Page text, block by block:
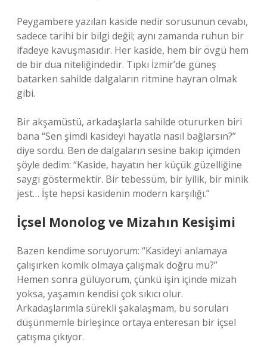
Peygambere yazılan kaside nedir sorusunun cevabı,
sadece tarihi bir bilgi değil; aynı zamanda ruhun bir
ifadeye kavuşmasıdır. Her kaside, hem bir övgü hem
de bir dua niteliğindedir. Tıpkı İzmir’de güneş
batarken sahilde dalgaların ritmine hayran olmak
gibi.
Bir akşamüstü, arkadaşlarla sahilde otururken biri
bana “Sen şimdi kasideyi hayatla nasıl bağlarsın?”
diye sordu. Ben de dalgaların sesine bakıp içimden
şöyle dedim: “Kaside, hayatın her küçük güzelliğine
saygı göstermektir. Bir tebessüm, bir iyilik, bir minik
jest… İşte hepsi kasidenin modern karşılığı.”
İçsel Monolog ve Mizahın Kesişimi
Bazen kendime soruyorum: “Kasideyi anlamaya
çalışırken komik olmaya çalışmak doğru mu?”
Hemen sonra gülüyorum, çünkü işin içinde mizah
yoksa, yaşamın kendisi çok sıkıcı olur.
Arkadaşlarımla sürekli şakalaşmam, bu soruları
düşünmemle birleşince ortaya enteresan bir içsel
çatışma çıkıyor.